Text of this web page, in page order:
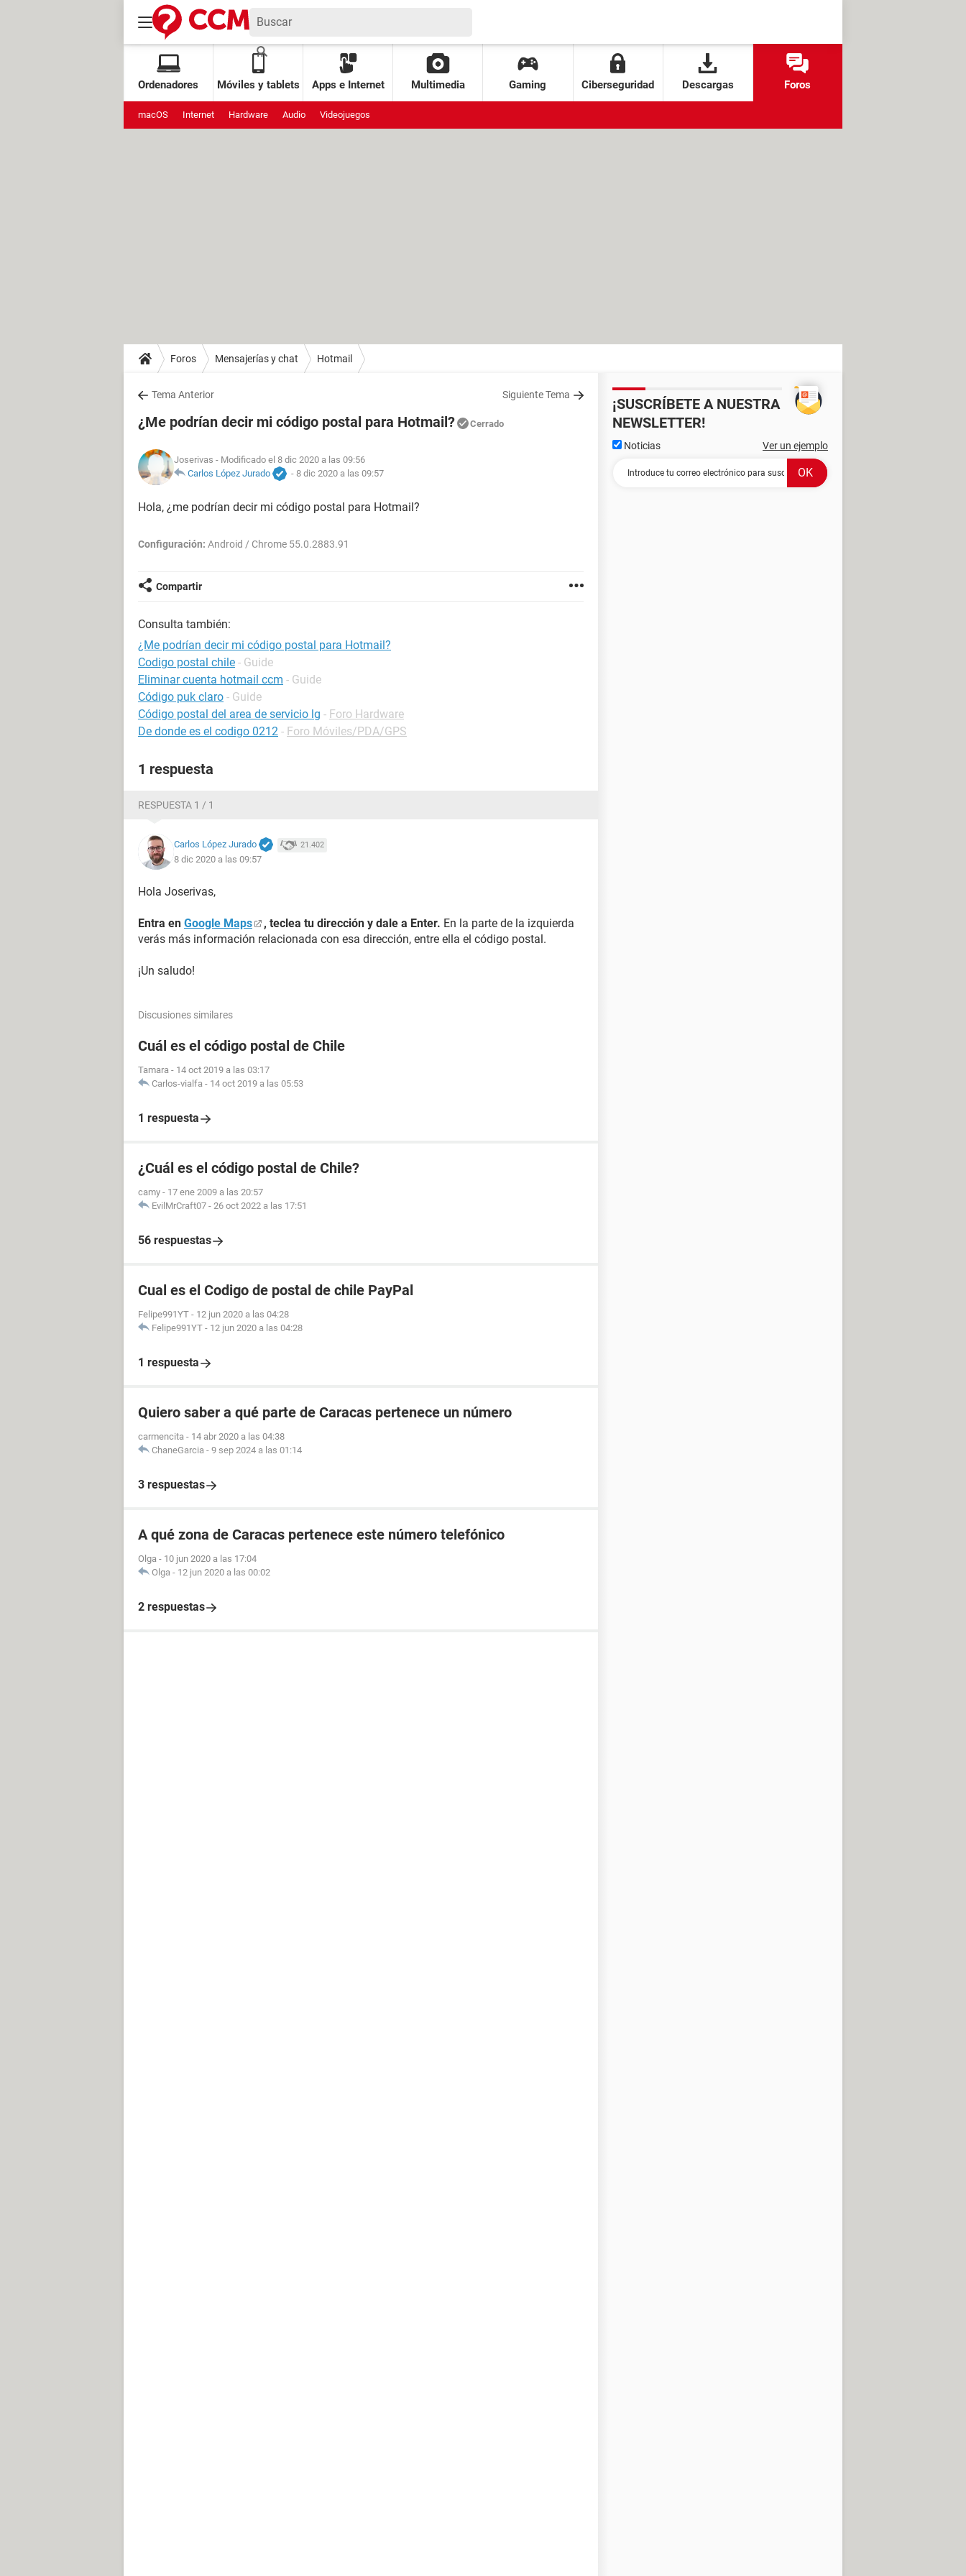
Ordenadores Móviles y tablets Apps e Internet Multimedia Gaming Ciberseguridad Descargas Foros
macOS Internet Hardware Audio Videojuegos
Foros Mensajerías y chat Hotmail
Tema Anterior Siguiente Tema
¿Me podrían decir mi código postal para Hotmail? Cerrado
Joserivas - Modificado el 8 dic 2020 a las 09:56
Carlos López Jurado
- 8 dic 2020 a las 09:57
Hola, ¿me podrían decir mi código postal para Hotmail?
Configuración: Android / Chrome 55.0.2883.91
Compartir
Consulta también:
¿Me podrían decir mi código postal para Hotmail?
Codigo postal chile - Guide
Eliminar cuenta hotmail ccm - Guide
Código puk claro - Guide
Código postal del area de servicio lg - Foro Hardware
De donde es el codigo 0212 - Foro Móviles/PDA/GPS
1 respuesta
RESPUESTA 1 / 1
Carlos López Jurado 21.402
8 dic 2020 a las 09:57
Hola Joserivas,
Entra en Google Maps , teclea tu dirección y dale a Enter. En la parte de la izquierda
verás más información relacionada con esa dirección, entre ella el código postal.
¡Un saludo!
Discusiones similares
Cuál es el código postal de Chile
Tamara - 14 oct 2019 a las 03:17
Carlos-vialfa - 14 oct 2019 a las 05:53
1 respuesta
¿Cuál es el código postal de Chile?
camy - 17 ene 2009 a las 20:57
EvilMrCraft07 - 26 oct 2022 a las 17:51
56 respuestas
Cual es el Codigo de postal de chile PayPal
Felipe991YT - 12 jun 2020 a las 04:28
Felipe991YT - 12 jun 2020 a las 04:28
1 respuesta
Quiero saber a qué parte de Caracas pertenece un número
carmencita - 14 abr 2020 a las 04:38
ChaneGarcia - 9 sep 2024 a las 01:14
3 respuestas
A qué zona de Caracas pertenece este número telefónico
Olga - 10 jun 2020 a las 17:04
Olga - 12 jun 2020 a las 00:02
2 respuestas
¡SUSCRÍBETE A NUESTRA
NEWSLETTER!
Noticias Ver un ejemplo